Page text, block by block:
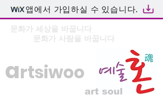
앱에서 가입하실 수 있습니다.
문화가 세상을 바꿉니다
문화가 사람을 바꿉니다
artsiwoo
art soul